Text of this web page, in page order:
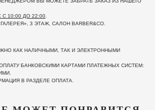
10:00 ДО 22:00.
3 ЭТАЖ, САЛОН BARBER&CO.
КАК НАЛИЧНЫМИ, ТАК И ЭЛЕКТРОННЫМИ
БАНКОВСКИМИ КАРТАМИ ПЛАТЕЖНЫХ СИСТЕМ:
В РАЗДЕЛЕ ОПЛАТА.